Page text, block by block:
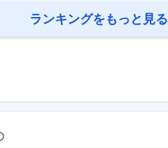
ランキングをもっと見る